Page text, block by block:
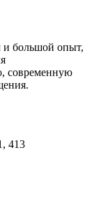
и большой опыт,
современную
413